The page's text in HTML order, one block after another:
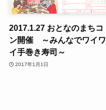
2017.1.27 おとなのまちコ
ン開催 ～みんなでワイワ
イ手巻き寿司～
2017年1月1日